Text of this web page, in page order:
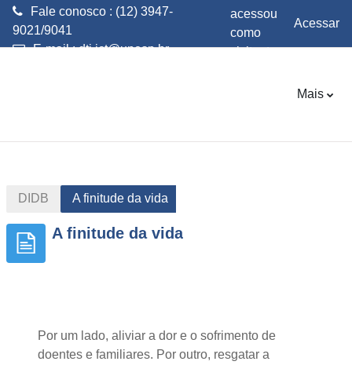
Fale conosco : (12) 3947-
9021/9041
E-mail :dti.ict@unesp.br
acessou
como
visitante
Acessar
Mais
DIDB A finitude da vida
A finitude da vida
Por um lado, aliviar a dor e o sofrimento de
doentes e familiares. Por outro, resgatar a